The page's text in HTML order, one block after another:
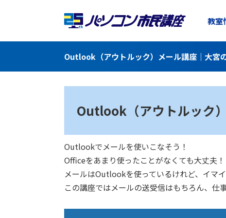
教室
Outlook（アウトルック）メール講座｜大宮
Outlook（アウトルック
Outlookでメールを使いこなそう！
Officeをあまり使ったことがなくても大丈夫
メールはOutlookを使っているけれど、イマ
この講座ではメールの送受信はもちろん、仕